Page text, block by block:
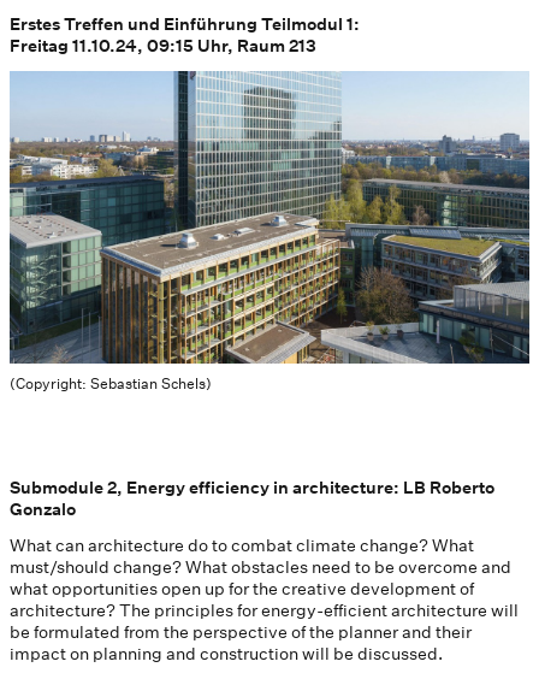
(Copyright: Sebastian Schels)
Erstes Treffen und Einführung Teilmodul 1:
Freitag 11.10.24, 09:15 Uhr, Raum 213
Submodule 2, Energy efficiency in architecture: LB Roberto
Gonzalo
What can architecture do to combat climate change? What
must/should change? What obstacles need to be overcome and
what opportunities open up for the creative development of
architecture? The principles for energy-efficient architecture will
be formulated from the perspective of the planner and their
impact on planning and construction will be discussed.